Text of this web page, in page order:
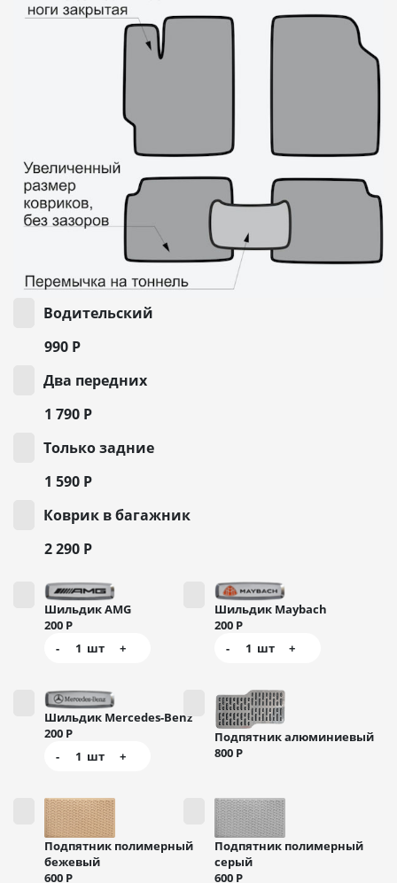
Водительский
990 Р
Два передних
1 790 Р
Только задние
1 590 Р
Коврик в багажник
2 290 Р
Шильдик AMG
200 Р
-
1 шт +
Шильдик Maybach
200 Р
-
1 шт +
Шильдик Mercedes-Benz
200 Р
-
1 шт +
Подпятник алюминиевый
800 Р
Подпятник полимерный
бежевый
600 Р
Подпятник полимерный
серый
600 Р